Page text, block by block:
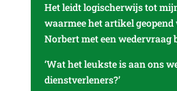
Het leidt logischerwijs tot
waarmee het artikel geopend
Norbert met een wedervraag
‘Wat het leukste is aan ons
dienstverleners?’